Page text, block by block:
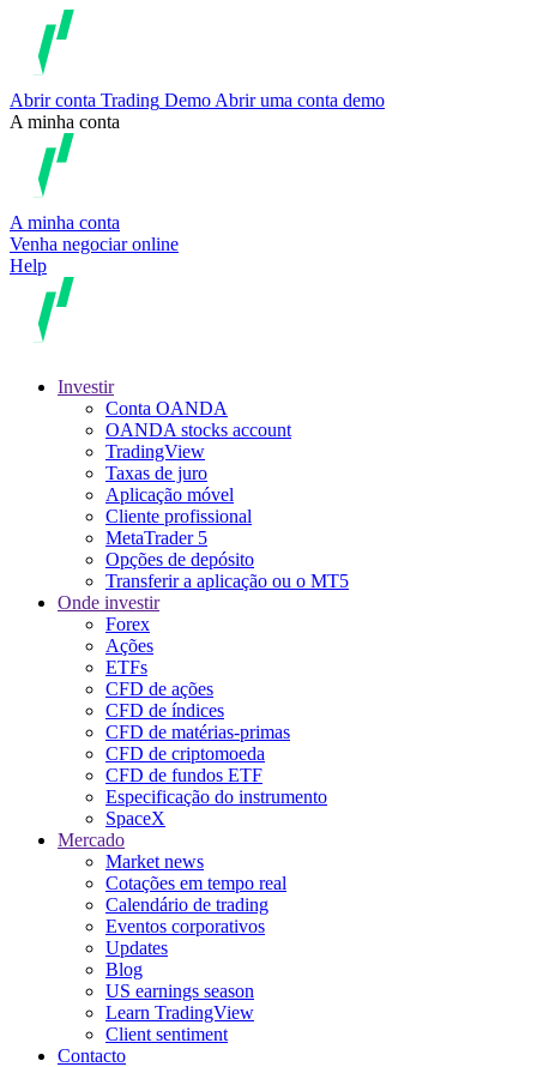
Abrir conta Trading Demo Abrir uma conta demo
A minha conta
A minha conta
Venha negociar online
Help
Investir
Conta OANDA
OANDA stocks account
TradingView
Taxas de juro
Aplicação móvel
Cliente profissional
MetaTrader 5
Opções de depósito
Transferir a aplicação ou o MT5
Onde investir
Forex
Ações
ETFs
CFD de ações
CFD de índices
CFD de matérias-primas
CFD de criptomoeda
CFD de fundos ETF
Especificação do instrumento
SpaceX
Mercado
Market news
Cotações em tempo real
Calendário de trading
Eventos corporativos
Updates
Blog
US earnings season
Learn TradingView
Client sentiment
Contacto